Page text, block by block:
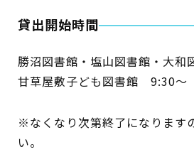
貸出開始時間
勝沼図書館・塩山図書館・大
甘草屋敷子ども図書館 9:30～
※なくなり次第終了になります
い。